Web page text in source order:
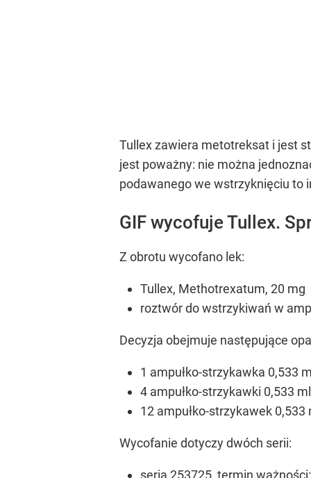
Tullex zawiera metotreksat i jest
jest poważny: nie można
podawanego we wstrzyknięciu to
GIF wycofuje Tullex.
Z obrotu wycofano lek:
Tullex, Methotrexatum, 20 mg
roztwór do wstrzykiwań w
Decyzja obejmuje następujące
1 ampułko-strzykawka 0,533
4 ampułko-strzykawki 0,533
12 ampułko-strzykawek
Wycofanie dotyczy dwóch serii:
seria 253725, termin